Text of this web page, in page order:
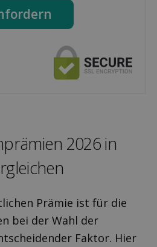
2026 in
Prämie ist für die
bei der Wahl der
Faktor. Hier